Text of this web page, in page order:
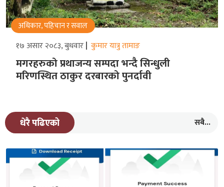
अधिकार, पहिचान र सवाल
१७ असार २०८३, बुधवार कुमार यात्रु तामाङ
मगरहरुको प्रथाजन्य सम्पदा भन्दै सिन्धुली
मरिणस्थित ठाकुर दरबारको पुनर्दावी
धेरै पढिएको सबै...